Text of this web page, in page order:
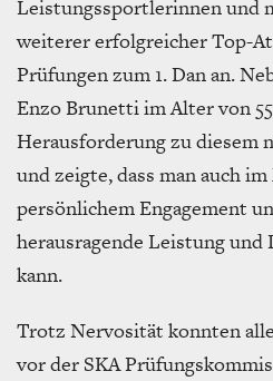
Leistungssportlerinnen und
weiterer erfolgreicher Top-
Prüfungen zum 1. Dan an.
Enzo Brunetti im Alter von
Herausforderung zu diesem
und zeigte, dass man auch
persönlichem Engagement
herausragende Leistung
kann.
Trotz Nervosität konnten
vor der SKA